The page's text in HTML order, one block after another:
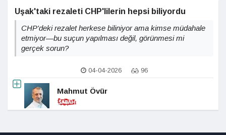
Uşak'taki rezaleti CHP'lilerin hepsi biliyordu
CHP'deki rezalet herkese biliniyor ama kimse müdahale
etmiyor—bu suçun yapılması değil, görünmesi mi
gerçek sorun?
04-04-2026 96
Mahmut Övür